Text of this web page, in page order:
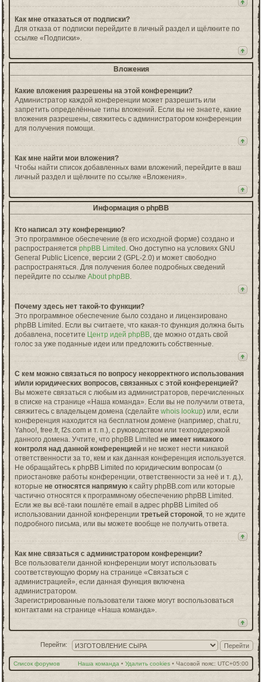
Как мне отказаться от подписки?
Для отказа от подписки перейдите в личный раздел и щёлкните по
ссылке «Подписки».
Вложения
Какие вложения разрешены на этой конференции?
Администратор каждой конференции может разрешить или
запретить определённые типы вложений. Если вы не знаете, какие
вложения разрешены, свяжитесь с администратором конференции
для получения помощи.
Как мне найти мои вложения?
Чтобы найти список добавленных вами вложений, перейдите в ваш
личный раздел и щёлкните по ссылке «Вложения».
Информация о phpBB
Кто написал эту конференцию?
Это программное обеспечение (в его исходной форме) создано и
распространяется phpBB Limited . Оно доступно на условиях GNU
General Public Licence, версии 2 (GPL-2.0) и может свободно
распространяться. Для получения более подробных сведений
перейдите по ссылке About phpBB.
Почему здесь нет такой-то функции?
Это программное обеспечение было создано и лицензировано
phpBB Limited. Если вы считаете, что какая-то функция должна быть
добавлена, посетите Центр идей phpBB, где можно отдать свой
голос за уже поданные идеи или предложить собственные.
С кем можно связаться по вопросу некорректного использования
и/или юридических вопросов, связанных с этой конференцией?
Вы можете связаться с любым из администраторов, перечисленных
в списке на странице «Наша команда». Если вы не получили ответа,
свяжитесь с владельцем домена (сделайте whois lookup) или, если
конференция находится на бесплатном домене (например, chat.ru,
Yahoo!, free.fr, f2s.com и т. п.), с руководством или техподдержкой
данного домена. Учтите, что phpBB Limited не имеет никакого
контроля над данной конференцией и не может нести никакой
ответственности за то, кем и как данная конференция используется.
Не обращайтесь к phpBB Limited по юридическим вопросам (о
приостановке работы конференции, ответственности за неё и т. д.),
которые не относятся напрямую к сайту phpBB.com или которые
частично относятся к программному обеспечению phpBB Limited.
Если же вы всё-таки пошлёте email в адрес phpBB Limited об
использовании данной конференции третьей стороной, то не ждите
подробного письма, или вы можете вообще не получить ответа.
Как мне связаться с администратором конференции?
Все пользователи данной конференции могут использовать
соответствующую форму на странице «Связаться с
администрацией», если данная функция включена
администратором.
Зарегистрированные пользователи также могут воспользоваться
контактами на странице «Наша команда».
Перейти:
Список форумов Наша команда • Удалить cookies • Часовой пояс: UTC+05:00